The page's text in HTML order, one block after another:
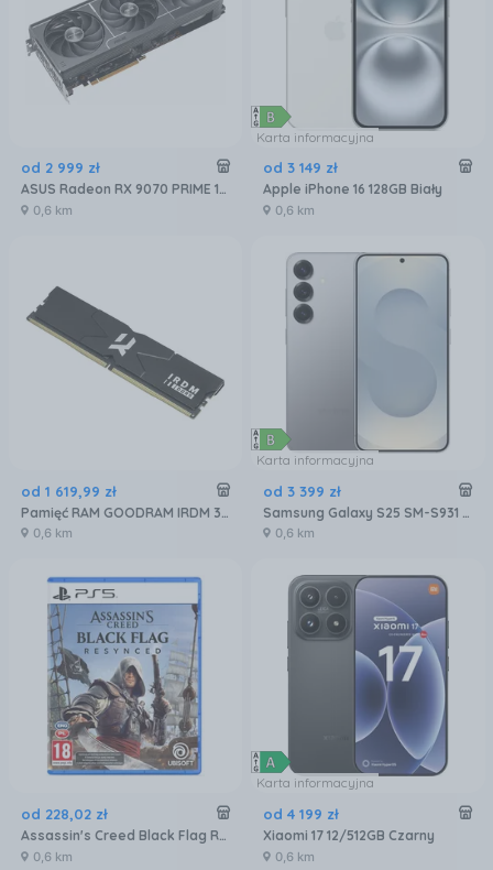
od 2 999 zł
ASUS Radeon RX 9070 PRIME 16GB OC (GRATIPASU544)
0,6 km
Karta informacyjna
od 3 149 zł
Apple iPhone 16 128GB Biały
0,6 km
od 1 619,99 zł
Pamięć RAM GOODRAM IRDM 32GB 2x16GB 6400MHz DDR5 CL32 (IR-6400D564L32S)
0,6 km
Karta informacyjna
od 3 399 zł
Samsung Galaxy S25 SM-S931 12/256GB Srebrny
0,6 km
od 228,02 zł
Assassin's Creed Black Flag Resynced (Gra PS5)
0,6 km
Karta informacyjna
od 4 199 zł
Xiaomi 17 12/512GB Czarny
0,6 km